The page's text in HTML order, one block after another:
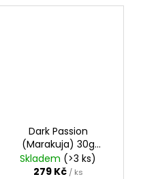
Dark Passion
(Marakuja) 30g
Darkside Core
Skladem (>3 ks)
279 Kč / ks